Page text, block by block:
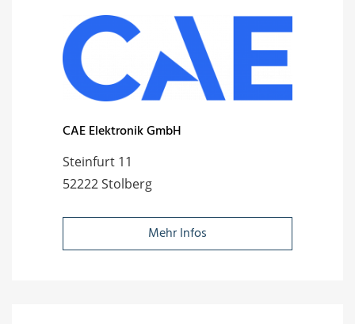
CAE Elektronik GmbH
Steinfurt 11
52222 Stolberg
Mehr Infos